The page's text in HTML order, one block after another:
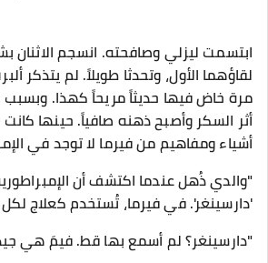
​ابتسمت ليزلي وصافحته. انسجم الاثنان
لقاؤهما الأول، وتحدثا طويلاً. لم يتذكر
مرة خاض فيها حديثاً مريحاً كهذا. وبسبب
أثر السكر وأصبح ذهنه صافياً. حينها
أشياء ومفاهيم من فيرما لا توجد في
​"والدي ذُهل عندما اكتشف أن
'دارسينغر'. في فيرما، تُستخدم كعلاج
"دارسينغر؟ لم أسمع بها قط. فيمَ هي